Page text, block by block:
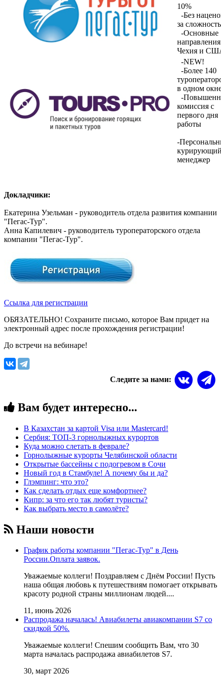
10%
-Без
за сложность
-Основные
Чехия и
-NEW!
-Более 140
в одном
-
комиссия с
первого дня
работы
-
менеджер
Докладчики:
Екатерина Узельман - руководитель отдела развития компании
"Пегас-Тур".
Анна Капилевич - руководитель туроператорского отдела
компании "Пегас-Тур".
Ссылка для регистрации
ОБЯЗАТЕЛЬНО! Сохраните письмо, которое Вам придет на
электронный адрес после прохождения регистрации!
До встречи на вебинаре!
Следите за нами:
Вам будет интересно...
В Казахстан за картой Visa или Masterсard!
Сербия: ТОП-3 горнолыжных курортов
Куда можно слетать в феврале?
Горнолыжные курорты Челябинской области
Открытые бассейны с подогревом в Сочи
Новый год в Стамбуле! А почему бы и да?
Глэмпинг: что это?
Как сделать отдых еще комфортнее?
Кипр: за что его так любят туристы?
Как выбрать место в самолёте?
Наши новости
График работы компании "Пегас-Тур" в День
России.Оплата заявок.
Уважаемые коллеги! Поздравляем с Днём России! Пусть
наша общая любовь к путешествиям помогает открывать
красоту родной страны миллионам людей....
11, июнь 2026
Распродажа началась! Авиабилеты авиакомпании S7 со
скидкой 50%.
Уважаемые коллеги! Cпешим сообщить Вам, что 30
марта началась распродажа авиабилетов S7.
30, март 2026